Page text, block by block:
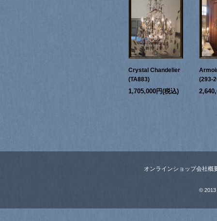
Crystal Chandelier
(TA883)
1,705,000円(税込)
(293-
オンラインショップ会社概
© 2013